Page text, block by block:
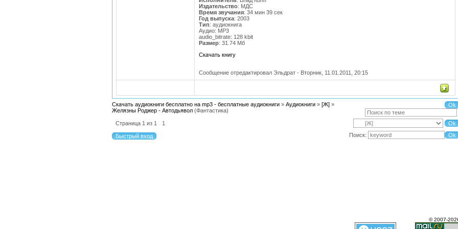
Издательство: МДС
Время звучания: 34 мин 39 сек
Год выпуска: 2003
Тип: аудиокнига
Аудио: MP3
audio_bitrate: 128 kbit
Размер: 31.74 Мб
Скачать книгу
Сообщение отредактировал Эльдрат - Вторник, 11.01.2011, 20:15
Скачать аудиокниги бесплатно на mp3 - бесплатные аудиокниги » Аудиокниги » [Ж] »
Желязны Роджер - Автодьявол (Фантастика)
Страница 1 из 1
1
Поиск:
© 2007-